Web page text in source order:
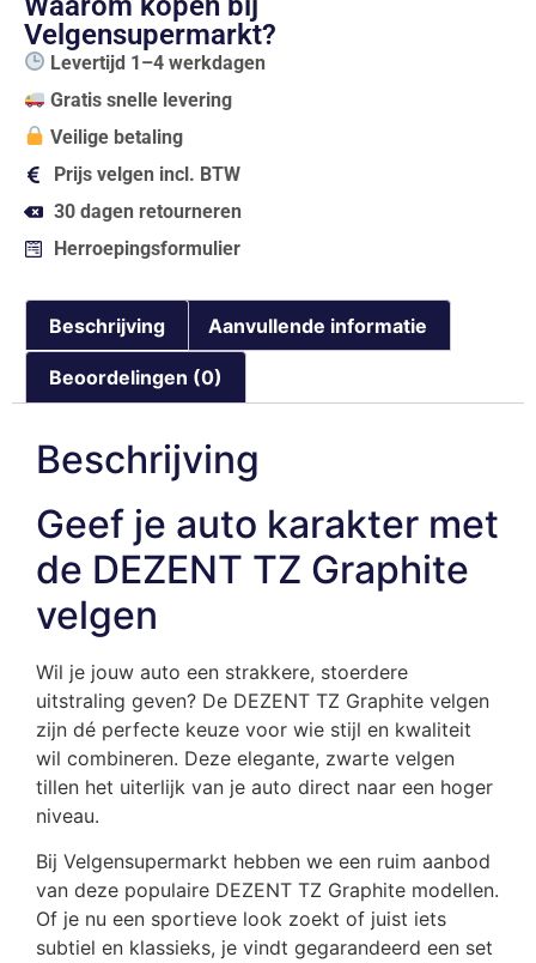
Velgensupermarkt?
Levertijd 1–4 werkdagen
Gratis snelle levering
Veilige betaling
Prijs velgen incl. BTW
30 dagen retourneren
Herroepingsformulier
Beschrijving Aanvullende informatie
Beoordelingen (0)
Beschrijving
Geef je auto karakter met
de DEZENT TZ Graphite
velgen
Wil je jouw auto een strakkere, stoerdere
uitstraling geven? De DEZENT TZ Graphite velgen
zijn dé perfecte keuze voor wie stijl en kwaliteit
wil combineren. Deze elegante, zwarte velgen
tillen het uiterlijk van je auto direct naar een hoger
niveau.
Bij Velgensupermarkt hebben we een ruim aanbod
van deze populaire DEZENT TZ Graphite modellen.
Of je nu een sportieve look zoekt of juist iets
subtiel en klassieks, je vindt gegarandeerd een set